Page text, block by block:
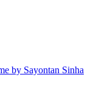
by Sayontan Sinha